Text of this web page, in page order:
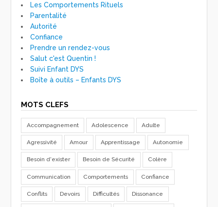
Les Comportements Rituels
Parentalité
Autorité
Confiance
Prendre un rendez-vous
Salut c'est Quentin !
Suivi Enfant DYS
Boîte à outils – Enfants DYS
MOTS CLEFS
Accompagnement Adolescence Adulte
Agressivité Amour Apprentissage Autonomie
Besoin d'exister Besoin de Sécurité Colère
Communication Comportements Confiance
Conflits Devoirs Difficultés Dissonance